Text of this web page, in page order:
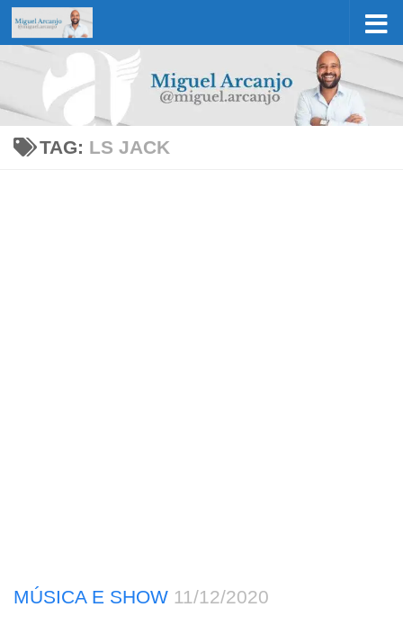
Skip to content
TAG: LS JACK
MÚSICA E SHOW 11/12/2020